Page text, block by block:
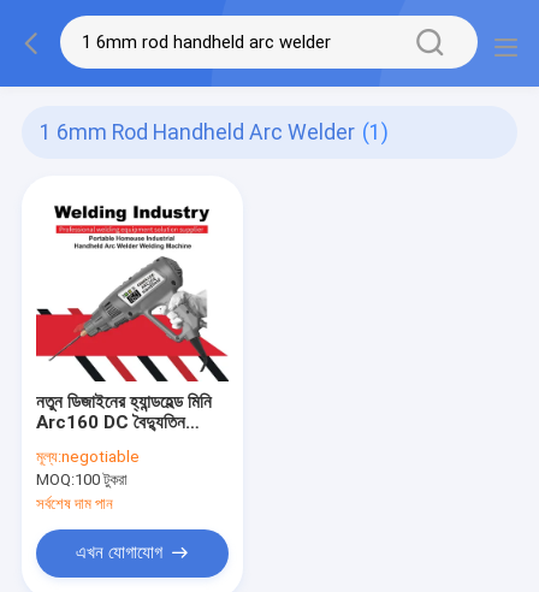
1 6mm Rod Handheld Arc Welder (1)
নতুন ডিজাইনের হ্যান্ডহেল্ড মিনি
Arc160 DC বৈদ্যুতিন
পোর্টেবল বৈদ্যুতিন সংকেতের মেরু
বদল ওয়েল্ডিং মেশিন
মূল্য:negotiable
MOQ:100 টুকরা
সর্বশেষ দাম পান
এখন যোগাযোগ